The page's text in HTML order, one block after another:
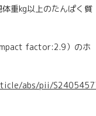
重kg以上のたんぱく質
factor:2.9）のホ
abs/pii/